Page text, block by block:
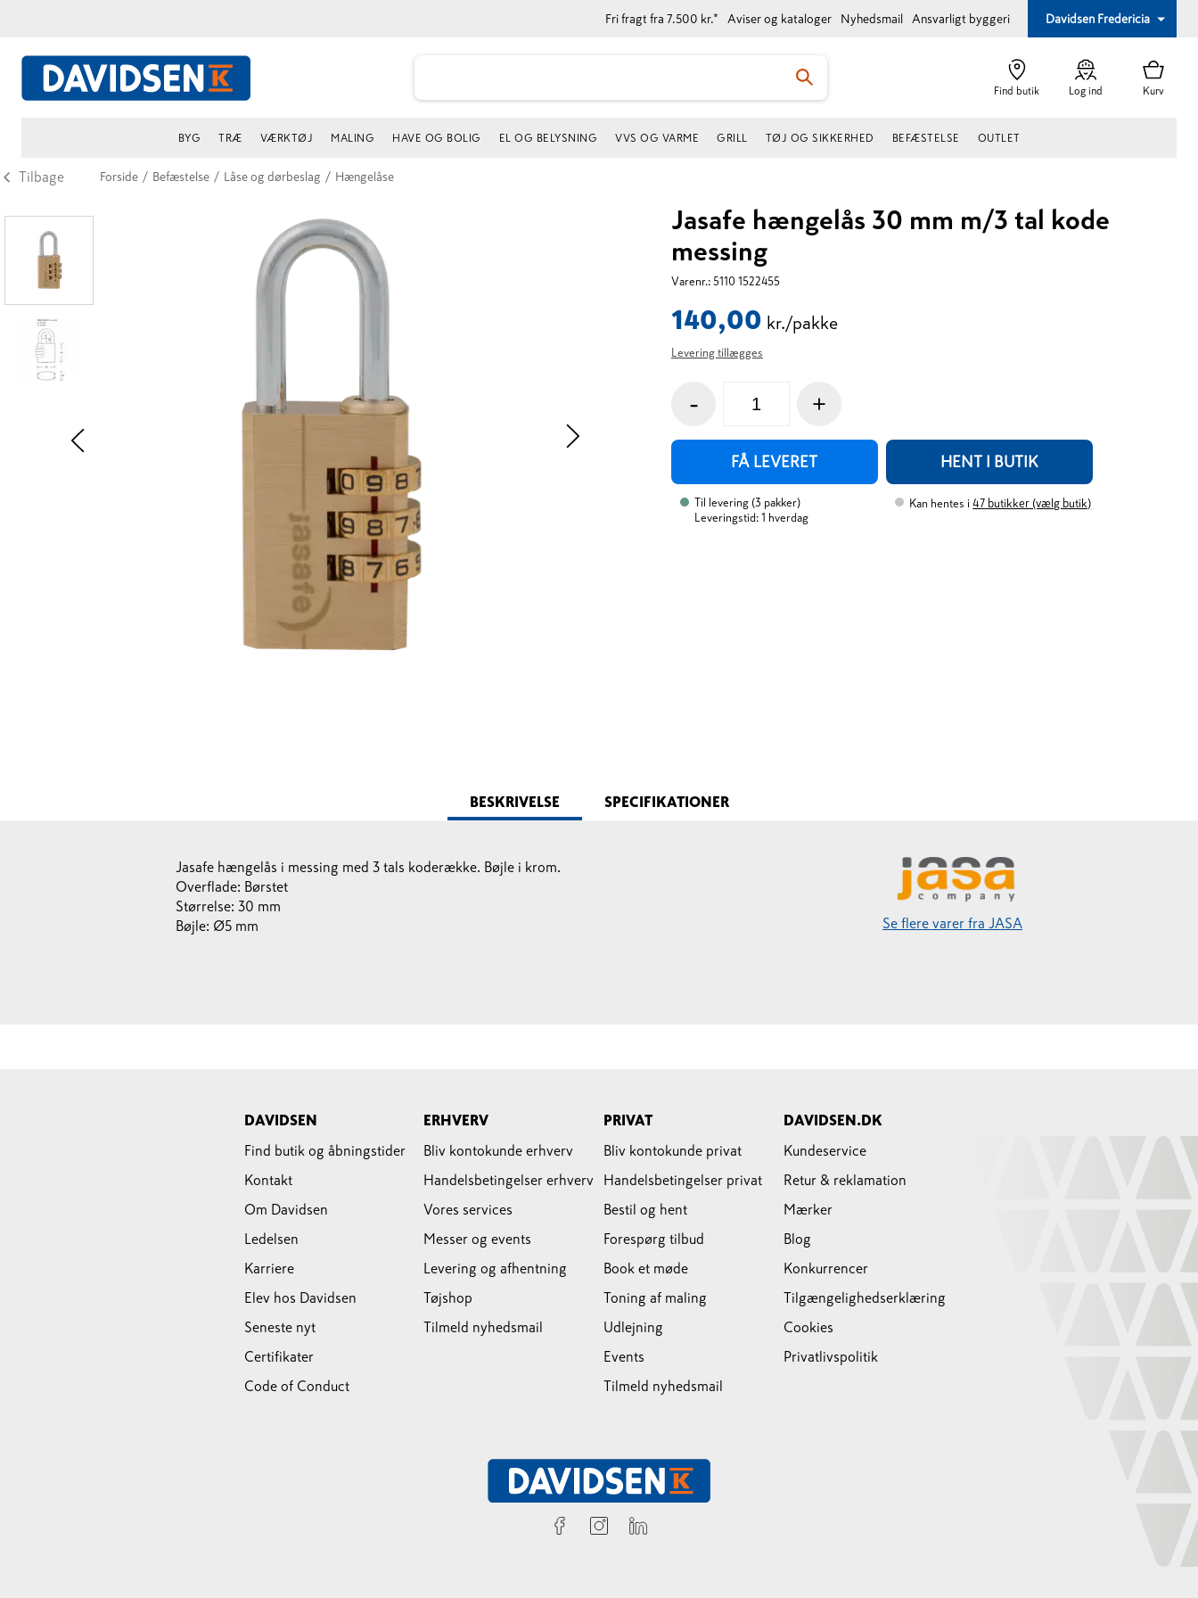
Fri fragt fra 7.500 kr.* Aviser og kataloger Nyhedsmail Ansvarligt byggeri Davidsen Fredericia
Find butik Log ind Kurv
BYG TRÆ VÆRKTØJ MALING HAVE OG BOLIG EL OG BELYSNING VVS OG VARME GRILL TØJ OG SIKKERHED BEFÆSTELSE OUTLET
Tilbage Forside / Befæstelse / Låse og dørbeslag / Hængelåse
Jasafe hængelås 30 mm m/3 tal kode
messing
Varenr.: 5110 1522455
140,00 kr./pakke
Levering tillægges
- +
FÅ LEVERET HENT I BUTIK
Til levering (3 pakker)
Leveringstid: 1 hverdag
Kan hentes i 47 butikker (vælg butik)
BESKRIVELSE SPECIFIKATIONER
Jasafe hængelås i messing med 3 tals koderække. Bøjle i krom.
Overflade: Børstet
Størrelse: 30 mm
Bøjle: Ø5 mm
Se flere varer fra JASA
DAVIDSEN
Find butik og åbningstider
Kontakt
Om Davidsen
Ledelsen
Karriere
Elev hos Davidsen
Seneste nyt
Certifikater
Code of Conduct
ERHVERV
Bliv kontokunde erhverv
Handelsbetingelser erhverv
Vores services
Messer og events
Levering og afhentning
Tøjshop
Tilmeld nyhedsmail
PRIVAT
Bliv kontokunde privat
Handelsbetingelser privat
Bestil og hent
Forespørg tilbud
Book et møde
Toning af maling
Udlejning
Events
Tilmeld nyhedsmail
DAVIDSEN.DK
Kundeservice
Retur & reklamation
Mærker
Blog
Konkurrencer
Tilgængelighedserklæring
Cookies
Privatlivspolitik